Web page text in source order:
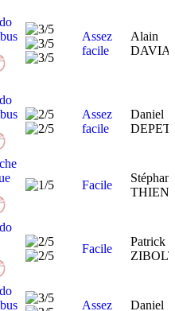
Assez
facile
Alain
Assez
facile
Daniel
Facile
Facile
Patrick
Assez
Daniel